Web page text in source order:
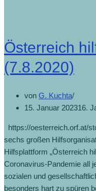
Österreich
(7.8.2020)
von G. Kuchta
15. Januar 202316.
https://oesterreich.orf.at/
sechs großen
Hilfsplattform „Österreich
Coronavirus-Pandemie all
sozialen und
besonders hart zu spüren